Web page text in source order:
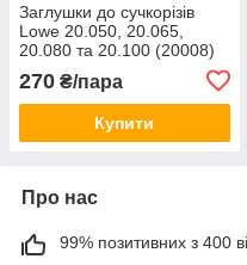
Заглушки до сучкорізів
Lowe 20.050, 20.065,
20.080 та 20.100 (20008)
270 ₴/пара
Купити
Про нас
99% позитивних з 400